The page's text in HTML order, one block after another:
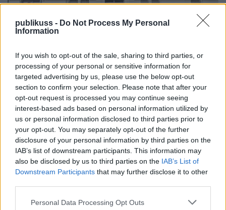
publikuss - Do Not Process My Personal
Information
If you wish to opt-out of the sale, sharing to third parties, or
processing of your personal or sensitive information for
targeted advertising by us, please use the below opt-out
section to confirm your selection. Please note that after your
opt-out request is processed you may continue seeing
interest-based ads based on personal information utilized by
us or personal information disclosed to third parties prior to
your opt-out. You may separately opt-out of the further
disclosure of your personal information by third parties on the
IAB’s list of downstream participants. This information may
also be disclosed by us to third parties on the IAB’s List of
Downstream Participants that may further disclose it to other
Please note that this website/app uses one or more Google
Personal Data Processing Opt Outs
Tankerület szembe megy a
rendszerrel
Budapesti Petőfi Sándor Gimnázium büféje
Publikus Team•2025. június 20.
2017-ben az Emberi Erőforrások Minisztériuma és a
Fiatal Családosok Klubjának Egyesületétől (Ficsak)
egy kampányt lehetett hallani, hogy az iskolai
büféket egészséges kínálatra kötelezik. Évek után
viszont már az látszik, hogy a Fidesz által kitalált